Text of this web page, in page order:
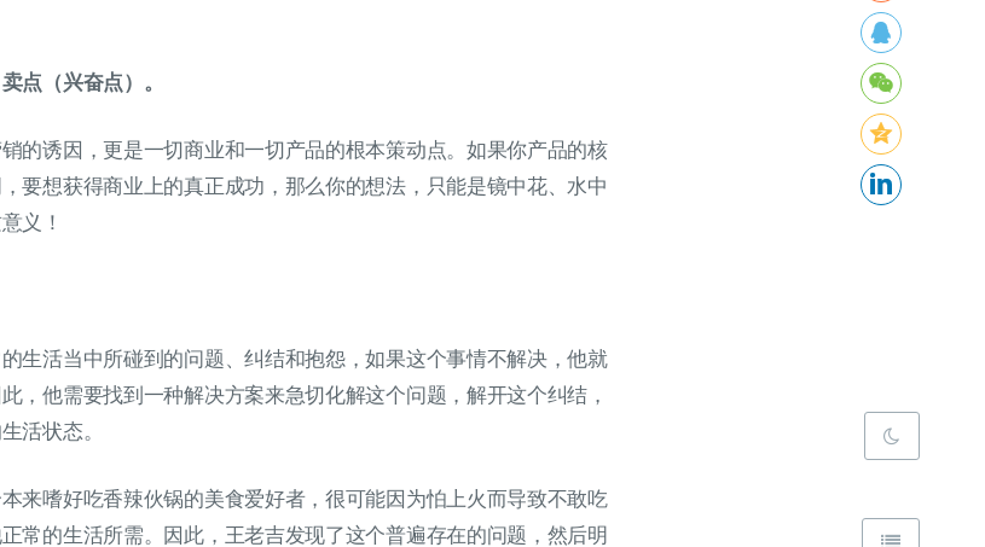
点（兴奋点）。
的诱因，更是一切商业和一切产品的根本策动点。如果你产品的核
要想获得商业上的真正成功，那么你的想法，只能是镜中花、水中
义！
生活当中所碰到的问题、纠结和抱怨，如果这个事情不解决，他就
，他需要找到一种解决方案来急切化解这个问题，解开这个纠结，
活状态。
来嗜好吃香辣伙锅的美食爱好者，很可能因为怕上火而导致不敢吃
常的生活所需。因此，王老吉发现了这个普遍存在的问题，然后明